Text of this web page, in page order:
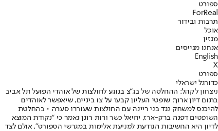
ספורט
ForReal
תרבות ובידור
אוכל
מגזין
אנחנו מגייסים
English
X
ספורט
כדורגל ישראלי
ניצחון לקהל: ההחלטה של בג"צ בנוגע לחולצות של אוהדי הפועל תל אביב
בתום דיון ארוך: שופטי העליון קבעו על צו ביניים, שיאפשר לאוהדים
להיכנס למשחק נגד בני ריינה עם החולצות שעוררו סערה • בהחלטת
השופטים דפנה ברק-ארז, יחיאל כשר ורות רונן נאמר כי “נקודת המוצא
לדיון היא החשיבות הנודעת למניעת אלימות במגרשי הספורט”, אולם לצד